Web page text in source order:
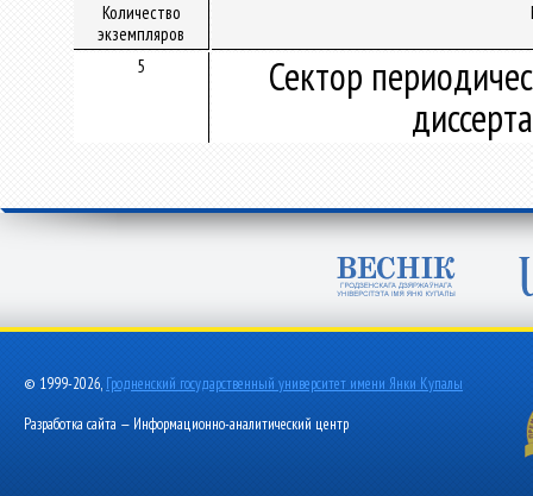
Количество
экземпляров
5
Сектор
© 1999-2026, Гродненский государственный университет имени Янки Купалы
Разработка сайта — Информационно-аналитический центр